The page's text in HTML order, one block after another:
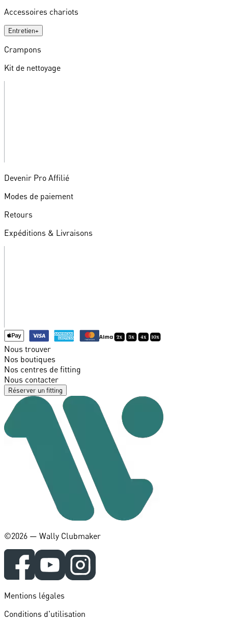
Accessoires chariots
Entretien+
Crampons
Kit de nettoyage
Devenir Pro Affilié
Modes de paiement
Retours
Expéditions & Livraisons
Nous trouver
Nos boutiques
Nos centres de fitting
Nous contacter
Réserver un fitting
©️2026 — Wally Clubmaker
Mentions légales
Conditions d'utilisation